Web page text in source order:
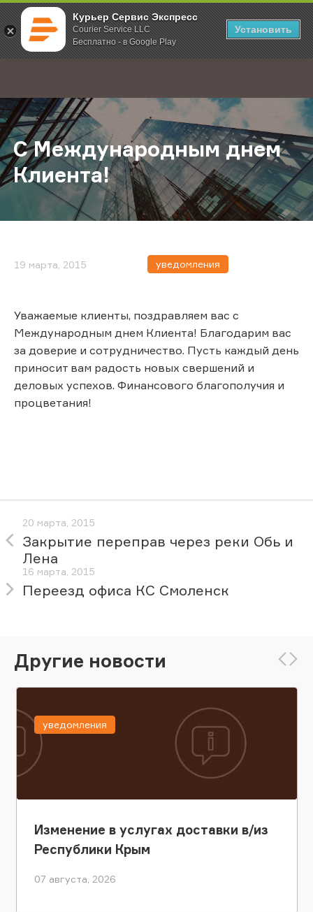
Курьер Сервис Экспресс
Courier Service LLC
Бесплатно - в Google Play
Установить
; Главная О компании Новости С Международным днем Клиента!
С Международным днем
Клиента!
19 марта, 2015 уведомления
Уважаемые клиенты, поздравляем вас с
Международным днем Клиента! Благодарим вас
за доверие и сотрудничество. Пусть каждый день
приносит вам радость новых свершений и
деловых успехов. Финансового благополучия и
процветания!
20 марта, 2015
Закрытие переправ через реки Обь и
Лена
16 марта, 2015
Переезд офиса КС Смоленск
Другие новости
Изменение в услугах доставки в/из
Республики Крым
07 августа, 2026
уведомления